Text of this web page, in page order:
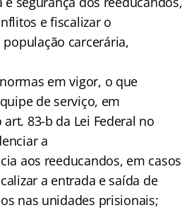
e fiscalizar o
carcerária,
em vigor, o que
de serviço, em
83-b da Lei Federal no
a
aos reeducandos, em casos
a entrada e saída de
nas unidades prisionais;